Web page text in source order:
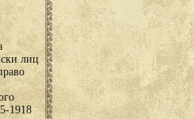
лиц
1918